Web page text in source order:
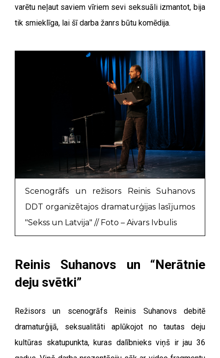
varētu neļaut saviem vīriem sevi seksuāli izmantot, bija
tik smieklīga, lai šī darba žanrs būtu komēdija.
Scenogrāfs un režisors Reinis Suhanovs
DDT organizētajos dramaturģijas lasījumos
"Sekss un Latvija" // Foto – Aivars Ivbulis
Reinis Suhanovs un “Nerātnie
deju svētki”
Režisors un scenogrāfs Reinis Suhanovs debitē
dramaturģijā, seksualitāti aplūkojot no tautas deju
kultūras skatupunkta, kuras dalībnieks viņš ir jau 36